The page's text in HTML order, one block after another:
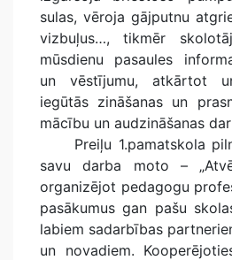
sulas, vēroja gājputnu
vizbuļus…, tikmēr
mūsdienu pasaules
un vēstījumu, atkārtot
iegūtās zināšanas un
mācību un audzināšanas
Preiļu 1.pamatskola
savu darba moto –
organizējot pedagogu
pasākumus gan pašu
labiem sadarbības
un novadiem.